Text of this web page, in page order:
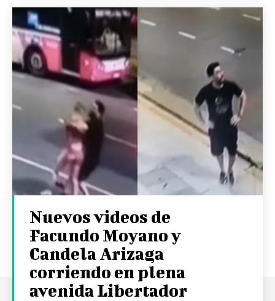
Nuevos videos de
Facundo Moyano y
Candela Arizaga
corriendo en plena
avenida Libertador